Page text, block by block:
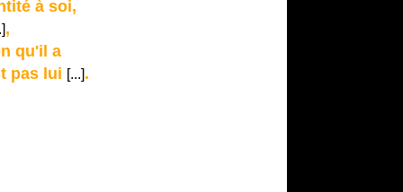
à soi,
,
qu'il a
pas lui [...].